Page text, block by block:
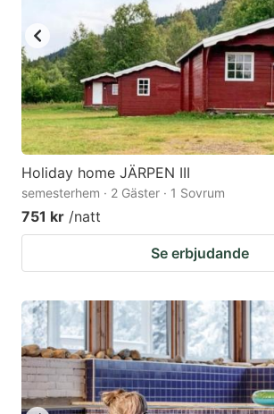
Holiday home JÄRPEN III
semesterhem · 2 Gäster · 1 Sovrum
751 kr /natt
Se erbjudande